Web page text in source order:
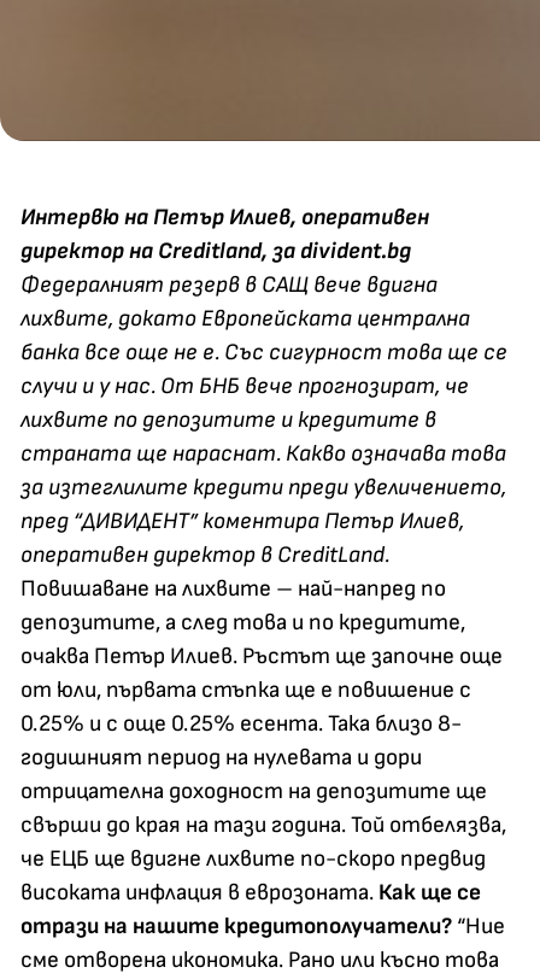
Интервю на Петър Илиев, оперативен
директор на Creditland, за divident.bg
Федералният резерв в САЩ вече вдигна
лихвите, докато Европейската централна
банка все още не е. Със сигурност това ще се
случи и у нас. От БНБ вече прогнозират, че
лихвите по депозитите и кредитите в
страната ще нараснат. Какво означава това
за изтеглилите кредити преди увеличението,
пред “ДИВИДЕНТ” коментира Петър Илиев,
оперативен директор в CreditLand.
Повишаване на лихвите – най-напред по
депозитите, а след това и по кредитите,
очаква Петър Илиев. Ръстът ще започне още
от юли, първата стъпка ще е повишение с
0.25% и с още 0.25% есента. Така близо 8-
годишният период на нулевата и дори
отрицателна доходност на депозитите ще
свърши до края на тази година. Той отбелязва,
че ЕЦБ ще вдигне лихвите по-скоро предвид
високата инфлация в еврозоната. Как ще се
отрази на нашите кредитополучатели? “Ние
сме отворена икономика. Рано или късно това